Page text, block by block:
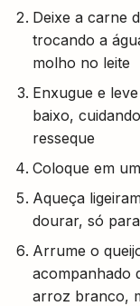
Deixe a carne
trocando a
molho no leite
Enxugue e
baixo,
resseque
Coloque em
Aqueça
dourar, só
Arrume o
acompanhado
arroz branco,